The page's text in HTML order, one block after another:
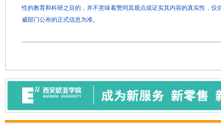
性的教育和科研之目的，并不意味着赞同其观点或证实其内容的真实性，仅
威部门公布的正式信息为准。